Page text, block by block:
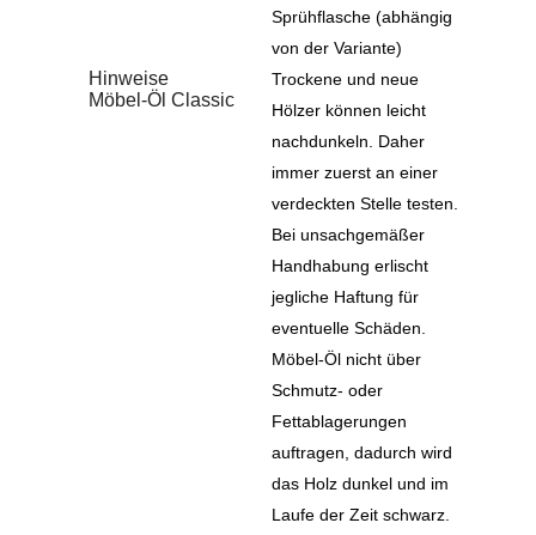
Sprühflasche (abhängig
von der Variante)
Hinweise
Möbel-Öl Classic
Trockene und neue
Hölzer können leicht
nachdunkeln. Daher
immer zuerst an einer
verdeckten Stelle testen.
Bei unsachgemäßer
Handhabung erlischt
jegliche Haftung für
eventuelle Schäden.
Möbel-Öl nicht über
Schmutz- oder
Fettablagerungen
auftragen, dadurch wird
das Holz dunkel und im
Laufe der Zeit schwarz.